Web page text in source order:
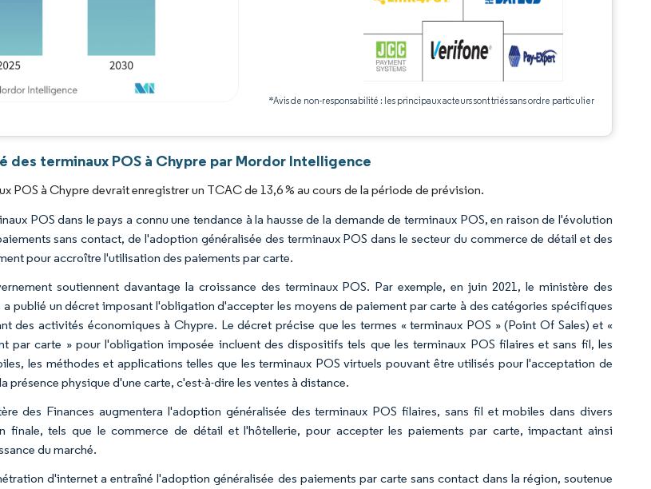
*Avis de non-responsabilité : les principaux acteurs sont triés sans ordre particulier
des terminaux POS à Chypre par Mordor Intelligence
POS à Chypre devrait enregistrer un TCAC de 13,6 % au cours de la période de prévision.
POS dans le pays a connu une tendance à la hausse de la demande de terminaux POS, en raison de l'évolution
sans contact, de l'adoption généralisée des terminaux POS dans le secteur du commerce de détail et des
pour accroître l'utilisation des paiements par carte.
soutiennent davantage la croissance des terminaux POS. Par exemple, en juin 2021, le ministère des
a publié un décret imposant l'obligation d'accepter les moyens de paiement par carte à des catégories spécifiques
des activités économiques à Chypre. Le décret précise que les termes « terminaux POS » (Point Of Sales) et «
par carte » pour l'obligation imposée incluent des dispositifs tels que les terminaux POS filaires et sans fil, les
les méthodes et applications telles que les terminaux POS virtuels pouvant être utilisés pour l'acceptation de
présence physique d'une carte, c'est-à-dire les ventes à distance.
des Finances augmentera l'adoption généralisée des terminaux POS filaires, sans fil et mobiles dans divers
finale, tels que le commerce de détail et l'hôtellerie, pour accepter les paiements par carte, impactant ainsi
du marché.
d'internet a entraîné l'adoption généralisée des paiements par carte sans contact dans la région, soutenue